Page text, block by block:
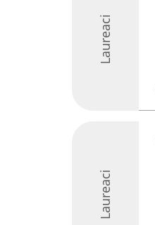
Laureaci
Laureaci